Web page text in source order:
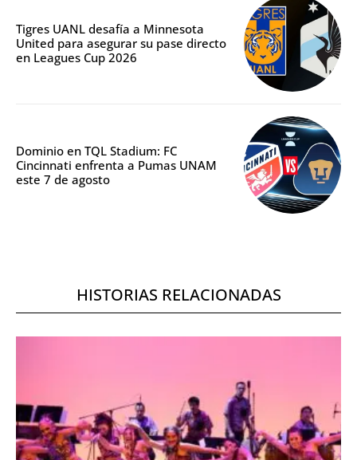
Tigres UANL desafía a Minnesota
United para asegurar su pase directo
en Leagues Cup 2026
Dominio en TQL Stadium: FC
Cincinnati enfrenta a Pumas UNAM
este 7 de agosto
HISTORIAS RELACIONADAS